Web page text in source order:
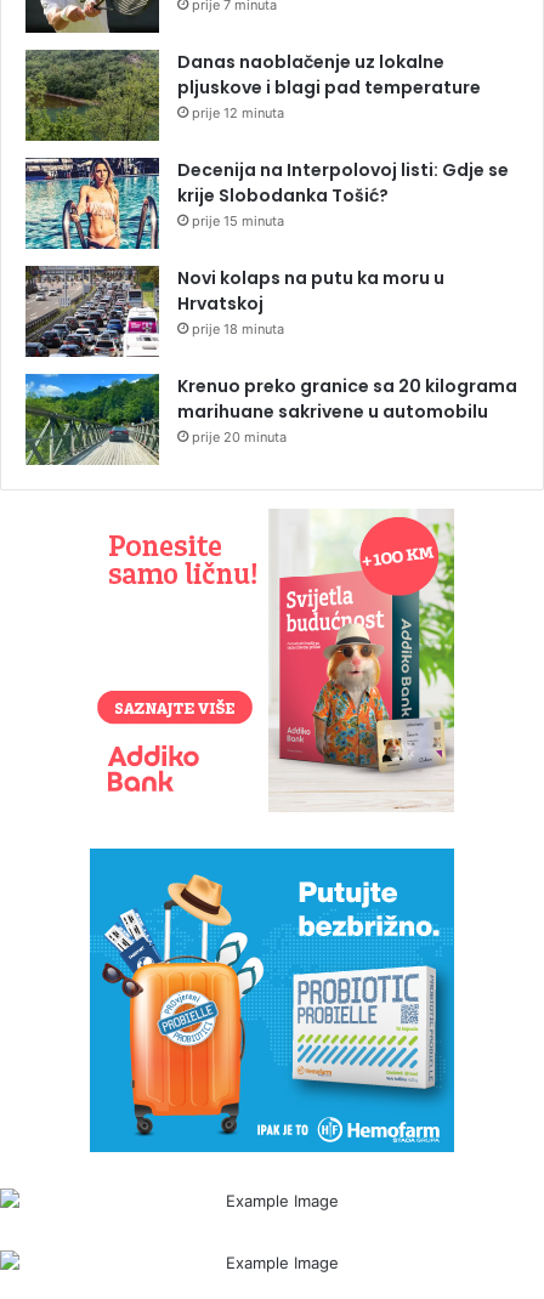
prije 7 minuta
Danas naoblačenje uz lokalne
pljuskove i blagi pad temperature
prije 12 minuta
Decenija na Interpolovoj listi: Gdje se
krije Slobodanka Tošić?
prije 15 minuta
Novi kolaps na putu ka moru u
Hrvatskoj
prije 18 minuta
Krenuo preko granice sa 20 kilograma
marihuane sakrivene u automobilu
prije 20 minuta